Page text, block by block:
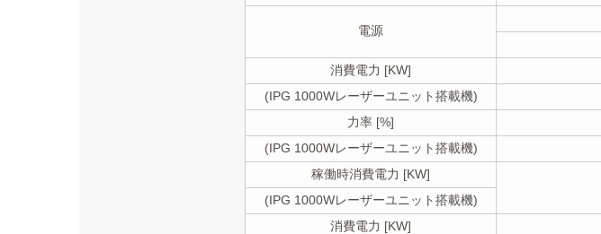
電源
消費電力 [KW]
(IPG 1000Wレーザーユニット搭載機)
力率 [%]
(IPG 1000Wレーザーユニット搭載機)
稼働時消費電力 [KW]
(IPG 1000Wレーザーユニット搭載機)
消費電力 [KW]